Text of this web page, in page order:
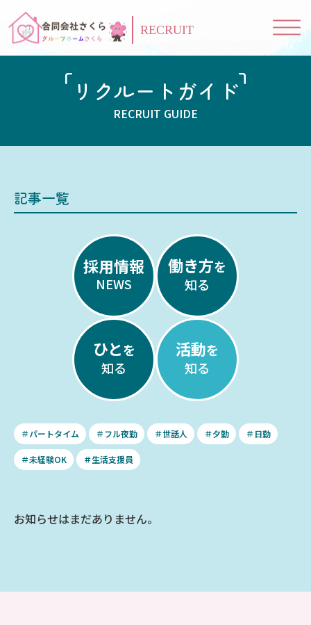
RECRUIT
リクルートガイド
RECRUIT GUIDE
記事一覧
採用情報
NEWS
働き方を
知る
ひとを
知る
活動を
知る
＃パートタイム ＃フル夜勤 ＃世話人 ＃夕勤 ＃日勤
＃未経験OK ＃生活支援員
お知らせはまだありません。